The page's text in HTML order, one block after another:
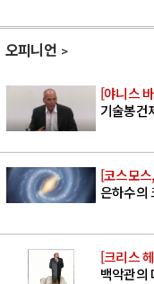
오피니언
[야니스
기술봉건
[코스모
은하수의
[크리스
백악관의